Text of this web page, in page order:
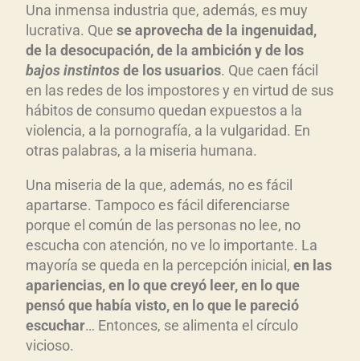
Una inmensa industria que, además, es muy
lucrativa. Que se aprovecha de la ingenuidad,
de la desocupación, de la ambición y de los
bajos instintosde los usuarios. Que caen fácil
en las redes de los impostores y en virtud de sus
hábitos de consumo quedan expuestos a la
violencia, a la pornografía, a la vulgaridad. En
otras palabras, a la miseria humana.
Una miseria de la que, además, no es fácil
apartarse. Tampoco es fácil diferenciarse
porque el común de las personas no lee, no
escucha con atención, no ve lo importante. La
mayoría se queda en la percepción inicial, en las
apariencias, en lo que creyó leer, en lo que
pensó que había visto, en lo que le pareció
escuchar… Entonces, se alimenta el círculo
vicioso.